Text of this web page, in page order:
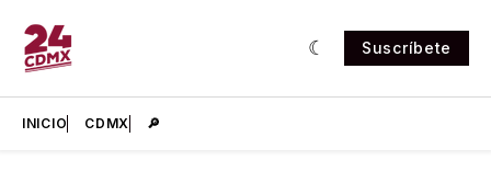
Suscríbete
INICIO CDMX 🔎